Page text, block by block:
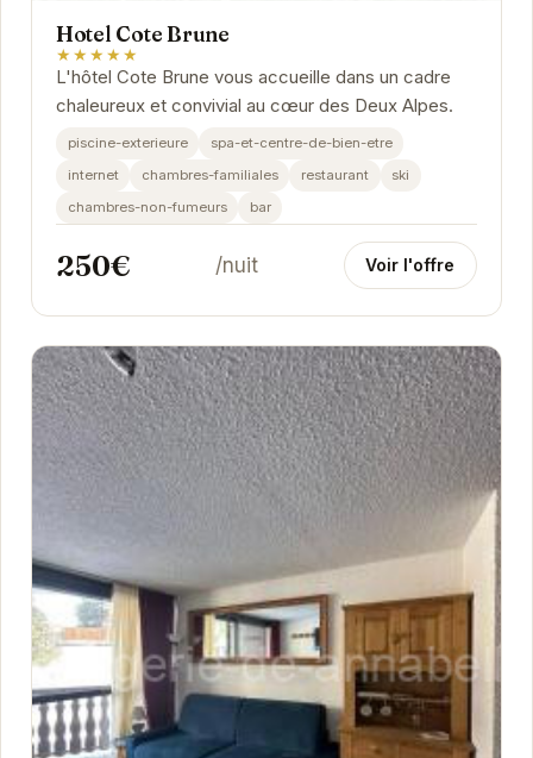
Hotel Cote Brune
★★★★★
L'hôtel Cote Brune vous accueille dans un cadre
chaleureux et convivial au cœur des Deux Alpes.
piscine-exterieure
spa-et-centre-de-bien-etre
internet
chambres-familiales restaurant
ski
chambres-non-fumeurs
bar
250€ /nuit Voir l'offre